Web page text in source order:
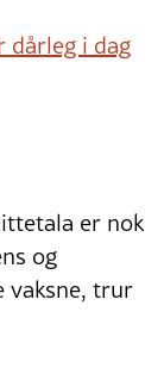
i dag
er nok
og
vaksne, trur